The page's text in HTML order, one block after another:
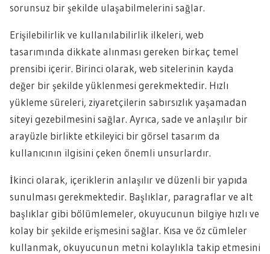
sorunsuz bir şekilde ulaşabilmelerini sağlar.
Erişilebilirlik ve kullanılabilirlik ilkeleri, web
tasarımında dikkate alınması gereken birkaç temel
prensibi içerir. Birinci olarak, web sitelerinin kayda
değer bir şekilde yüklenmesi gerekmektedir. Hızlı
yükleme süreleri, ziyaretçilerin sabırsızlık yaşamadan
siteyi gezebilmesini sağlar. Ayrıca, sade ve anlaşılır bir
arayüzle birlikte etkileyici bir görsel tasarım da
kullanıcının ilgisini çeken önemli unsurlardır.
İkinci olarak, içeriklerin anlaşılır ve düzenli bir yapıda
sunulması gerekmektedir. Başlıklar, paragraflar ve alt
başlıklar gibi bölümlemeler, okuyucunun bilgiye hızlı ve
kolay bir şekilde erişmesini sağlar. Kısa ve öz cümleler
kullanmak, okuyucunun metni kolaylıkla takip etmesini